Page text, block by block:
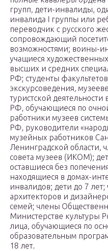
групп, дети-инвалиды,
инвалида I группы или
переводчик с русского
сопровождающий
возможностями; воины-
учащиеся
высших и средних
РФ; студенты
экскурсоведения,
туристской
РФ, обучающиеся по
работники музеев
РФ, руководители
музейных работников
Ленинградской области,
совета музеев (ИКОМ);
оставшиеся без
находящиеся в домах-
инвалидов; дети до 7
архитекторов и
семей; члены
Министерстве культуры
лица, обучающиеся по
образовательным
18 лет.